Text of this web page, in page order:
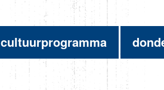
cultuurprogramma